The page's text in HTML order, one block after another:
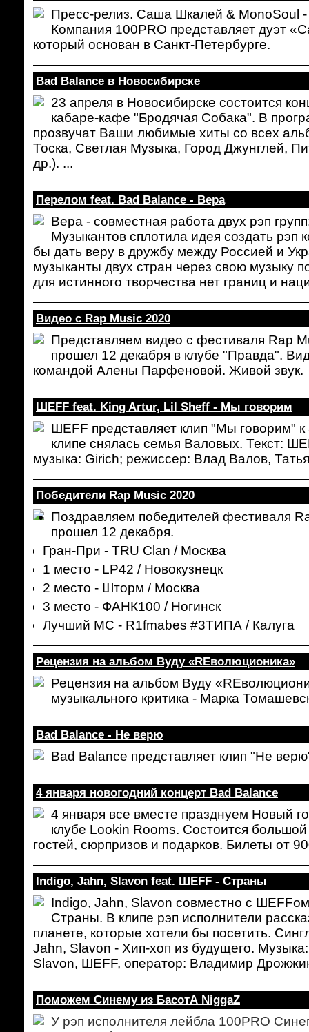
Пресс-релиз. Саша Шкалей & MonoSoul
Компания 100PRO представляет дуэт
который основан в Санкт-Петербурге.
Bad Balance в Новосибирске
23 апреля в Новосибирске состоится
кабаре-кафе "Бродячая Собака". В
прозвучат Ваши любимые хиты со всех
Тоска, Светлая Музыка, Город Джунглей,
др.). ...
Перелом feat. Bad Balance - Вера
Вера - совместная работа двух рэп
Музыкантов сплотила идея создать рэп
бы дать веру в дружбу между Россией и
музыканты двух стран через свою музыку
для истинного творчества нет границ и
Видео с Rap Music 2020
Представляем видео с фестиваля Rap
прошел 12 декабря в клубе "Правда".
командой Алены Парфеновой. Живой звук.
ШЕFF feat. King Artur, Lil Sheff - Мы говорим
ШЕFF представляет клип "Мы говорим"
клипе снялась семья Валовых. Текст:
музыка: Girich; режиссер: Влад Валов,
Победители Rap Music 2020
Поздравляем победителей фестиваля
прошел 12 декабря.
Гран-При - TRU Clan / Москва
1 место - LP42 / Новокузнецк
2 место - Шторм / Москва
3 место - ФАНК100 / Ногинск
Лучший МС - R1fmabes #3ТИПА / Калуга
Рецензия на альбом Вуду «REволюционика»
Рецензия на альбом Вуду
музыкального критика - Марка
Bad Balance - Не верю
Bad Balance представляет клип "Не
4 января новогодний концерт Bad Balance
4 января все вместе празднуем Новый
клубе Lookin Rooms. Состоится большой
гостей, сюрпризов и подарков. Билеты от
Indigo, Jahn, Slavon feat. ШЕFF - Страны
Indigo, Jahn, Slavon совместно с
Страны. В клипе рэп исполнители
планете, которые хотели бы посетить.
Jahn, Slavon - Хип-хоп из будущего.
Slavon, ШЕFF, оператор: Владимир
Поможем Синему из БасотА NiggaZ
У рэп исполнителя лейбла 100PRO